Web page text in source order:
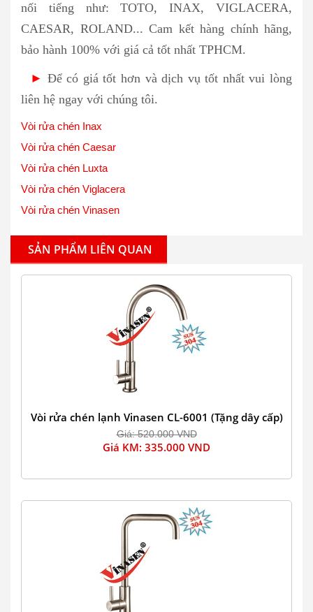
nối tiếng như: TOTO, INAX, VIGLACERA,
CAESAR, ROLAND... Cam kết hàng chính hãng,
bảo hành 100% với giá cả tốt nhất TPHCM.
► Để có giá tốt hơn và dịch vụ tốt nhất vui lòng
liên hệ ngay với chúng tôi.
Vòi rửa chén Inax
Vòi rửa chén Caesar
Vòi rửa chén Luxta
Vòi rửa chén Viglacera
Vòi rửa chén Vinasen
SẢN PHẨM LIÊN QUAN
Vòi rửa chén lạnh Vinasen CL-6001 (Tặng dây cấp)
Giá: 520.000 VND
Giá KM: 335.000 VND